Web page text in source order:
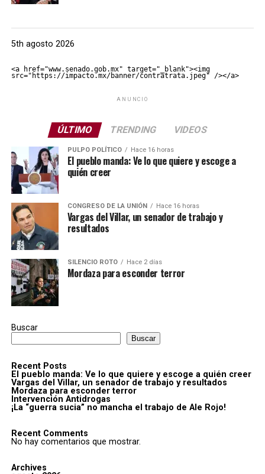
5th agosto 2026
<a href="www.senado.gob.mx" target="_blank"><img
src="https://impacto.mx/banner/contratrata.jpeg" /></a>
ANUNCIO
ÚLTIMO TRENDING VIDEOS
PULPO POLÍTICO Hace 16 horas
El pueblo manda: Ve lo que quiere y escoge a
quién creer
CONGRESO DE LA UNIÓN Hace 16 horas
Vargas del Villar, un senador de trabajo y
resultados
SILENCIO ROTO Hace 2 días
Mordaza para esconder terror
Buscar
Buscar
Recent Posts
El pueblo manda: Ve lo que quiere y escoge a quién creer
Vargas del Villar, un senador de trabajo y resultados
Mordaza para esconder terror
Intervención Antidrogas
¡La “guerra sucia” no mancha el trabajo de Ale Rojo!
Recent Comments
No hay comentarios que mostrar.
Archives